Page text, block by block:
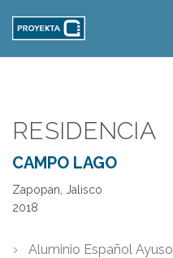
RESIDENCIA
CAMPO LAGO
Zapopan, Jalisco
2018
Aluminio Español